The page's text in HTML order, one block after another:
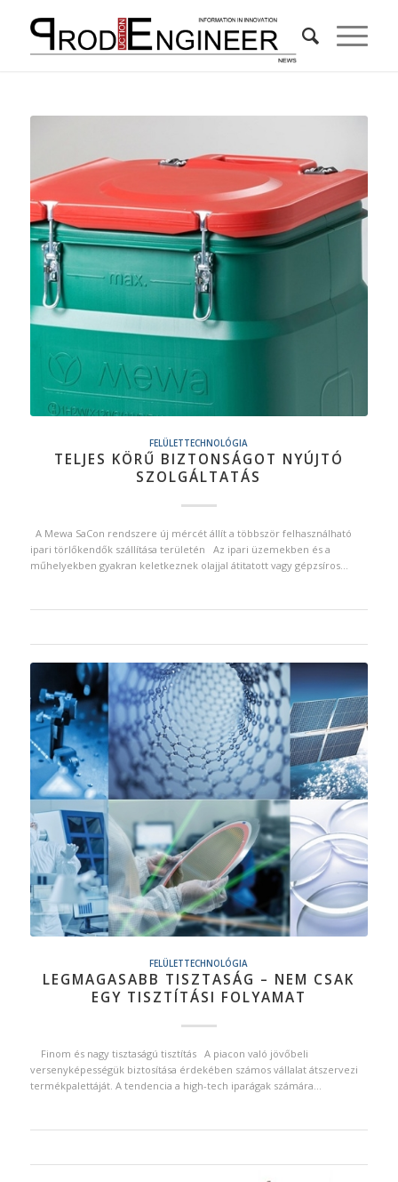
FELÜLETTECHNOLÓGIA
TELJES KÖRŰ BIZTONSÁGOT NYÚJTÓ
SZOLGÁLTATÁS
A Mewa SaCon rendszere új mércét állít a többször felhasználható
ipari törlőkendők szállítása területén Az ipari üzemekben és a
műhelyekben gyakran keletkeznek olajjal átitatott vagy gépzsíros…
FELÜLETTECHNOLÓGIA
LEGMAGASABB TISZTASÁG – NEM CSAK
EGY TISZTÍTÁSI FOLYAMAT
Finom és nagy tisztaságú tisztítás A piacon való jövőbeli
versenyképességük biztosítása érdekében számos vállalat átszervezi
termékpalettáját. A tendencia a high-tech iparágak számára…